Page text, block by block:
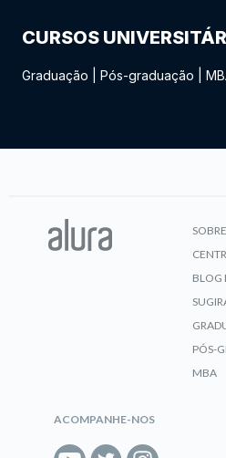
CURSOS
Graduação Pós-graduação
BLOG
PÓS-
MBA
ACOMPANHE-NOS